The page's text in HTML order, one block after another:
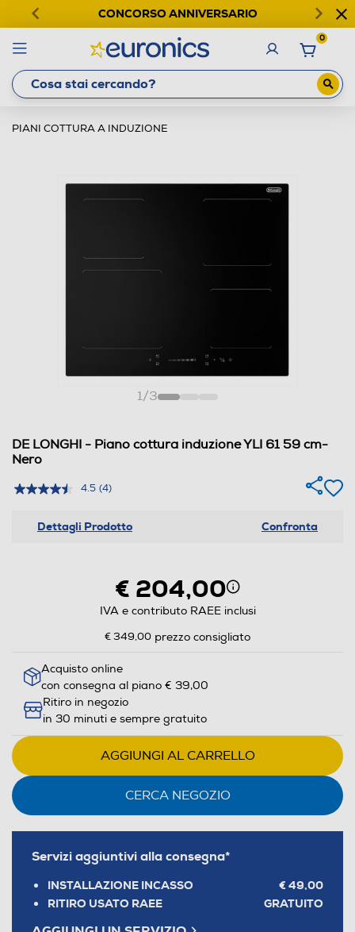
CONCORSO ANNIVERSARIO
0
PIANI COTTURA A INDUZIONE
1/3
DE LONGHI - Piano cottura induzione YLI 61 59 cm-
Nero
4.5 (4)
Dettagli Prodotto Confronta
€ 204,00
IVA e contributo RAEE inclusi
€ 349,00 prezzo consigliato
Acquisto online
con consegna al piano € 39,00
Ritiro in negozio
in 30 minuti e sempre gratuito
AGGIUNGI AL CARRELLO
CERCA NEGOZIO
Servizi aggiuntivi alla consegna*
INSTALLAZIONE INCASSO
€ 49,00
RITIRO USATO RAEE
GRATUITO